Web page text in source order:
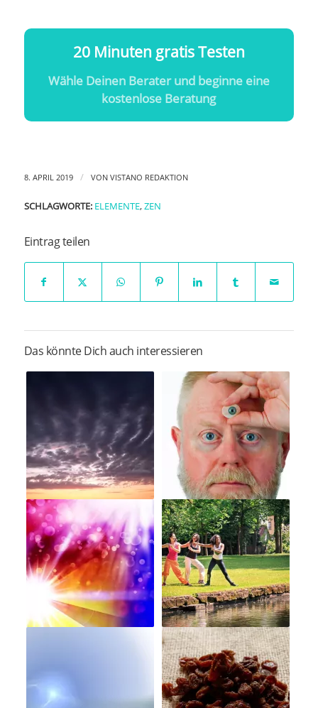
20 Minuten gratis Testen
Wähle Deinen Berater und beginne eine
kostenlose Beratung
8. APRIL 2019 / VON VISTANO REDAKTION
SCHLAGWORTE: ELEMENTE,ZEN
Eintrag teilen
Das könnte Dich auch interessieren